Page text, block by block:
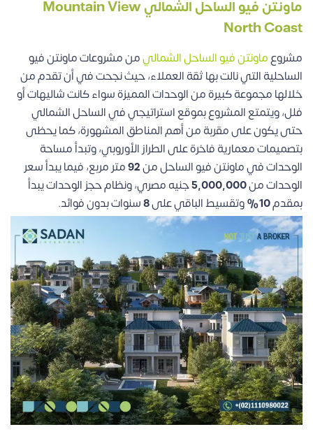
ماونتن فيو الساحل الشمالي Mountain View
North Coast
مشروعماونتن فيو الساحل الشماليمن مشروعات ماونتن فيو
الساحلية التي نالت بها ثقة العملاء، حيث نجحت في أن تقدم من
خلالها مجموعة كبيرة من الوحدات المميزة سواء كانت شاليهات أو
فلل، ويتمتع المشروع بموقع استراتيجي في الساحل الشمالي
حتى يكون على مقربة من أهم المناطق المشهورة، كما يحظى
بتصميمات معمارية فاخرة على الطراز الأوروبي، وتبدأ مساحة
الوحدات في ماونتن فيو الساحل من92متر مربع، فيما يبدأ سعر
الوحدات من5,000,000جنيه مصري، ونظام حجز الوحدات يبدأ
بمقدم10% وتقسيط الباقي على8سنوات بدون فوائد.